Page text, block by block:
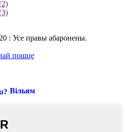
: Усе правы абаронены.
пошце
Вільям